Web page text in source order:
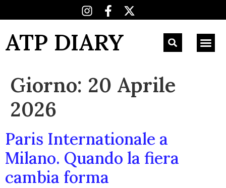
ATP DIARY
Giorno: 20 Aprile
2026
Paris Internationale a
Milano. Quando la fiera
cambia forma